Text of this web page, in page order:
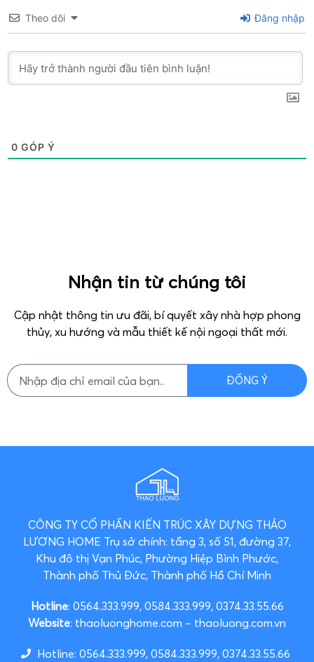
Theo dõi Đăng nhập
0 GÓP Ý
Nhận tin từ chúng tôi
Cập nhật thông tin ưu đãi, bí quyết xây nhà hợp phong
thủy, xu hướng và mẫu thiết kế nội ngoại thất mới.
ĐỒNG Ý
CÔNG TY CỔ PHẦN KIẾN TRÚC XÂY DỰNG THẢO
LƯƠNG HOME Trụ sở chính: tầng 3, số 51, đường 37,
Khu đô thị Vạn Phúc, Phường Hiệp Bình Phước,
Thành phố Thủ Đức, Thành phố Hồ Chí Minh
Hotline: 0564.333.999, 0584.333.999, 0374.33.55.66
Website: thaoluonghome.com – thaoluong.com.vn
Hotline: 0564.333.999, 0584.333.999, 0374.33.55.66